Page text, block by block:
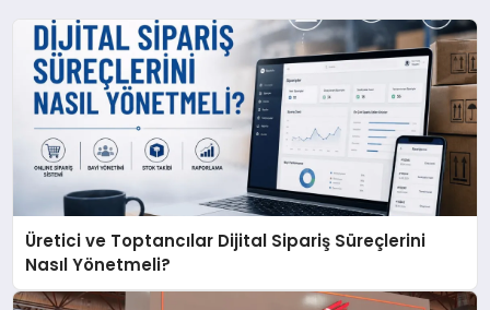
Üretici ve Toptancılar Dijital Sipariş Süreçlerini
Nasıl Yönetmeli?